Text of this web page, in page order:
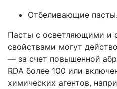
Отбеливающие пасты.
Пасты с осветляющими и
свойствами могут
— за счет повышенной
RDA более 100 или
химических агентов,